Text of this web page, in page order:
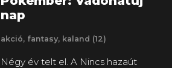
nap
akció, fantasy, kaland (12)
Négy év telt el. A Nincs hazaút